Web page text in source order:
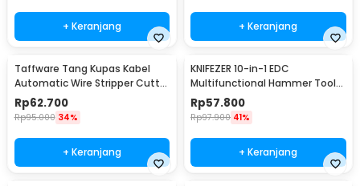
+ Keranjang + Keranjang
Taffware Tang Kupas Kabel
Automatic Wire Stripper Cutter
Crimper - TK0742
Rp62.700
Rp95.000 34%
+ Keranjang
KNIFEZER 10-in-1 EDC
Multifunctional Hammer Tool
for Camping Survival - WL-
9003
Rp57.800
Rp97.900 41%
+ Keranjang